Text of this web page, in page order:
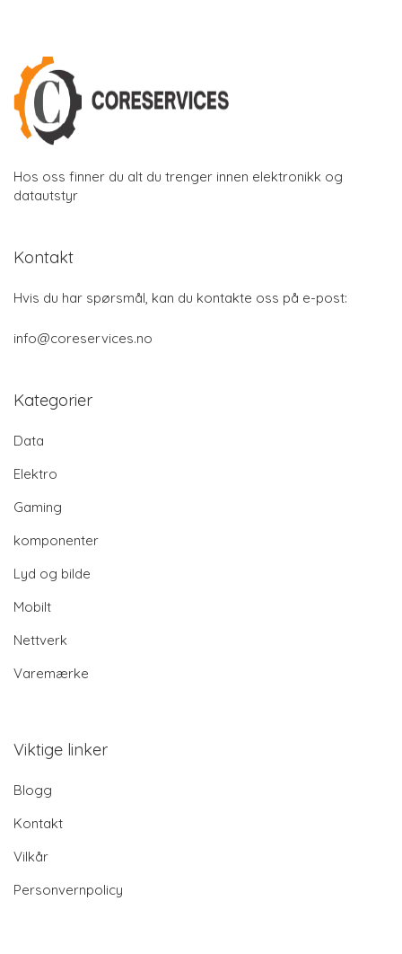
Hos oss finner du alt du trenger innen elektronikk og
datautstyr
Kontakt
Hvis du har spørsmål, kan du kontakte oss på e-post:
info@coreservices.no
Kategorier
Data
Elektro
Gaming
komponenter
Lyd og bilde
Mobilt
Nettverk
Varemærke
Viktige linker
Blogg
Kontakt
Vilkår
Personvernpolicy